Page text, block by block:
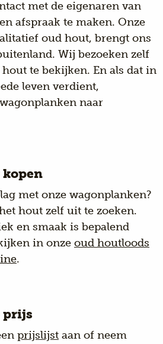
met de eigenaren van
afspraak te maken. Onze
oud hout, brengt ons
Wij bezoeken zelf
te bekijken. En als dat in
leven verdient,
wagonplanken naar
kopen
met onze wagonplanken?
hout zelf uit te zoeken.
en smaak is bepalend
in onze oud houtloods
.
prijs
prijslijst aan of neem